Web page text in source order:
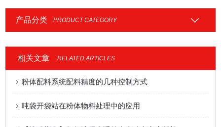
产品分类 PRODUCT CATEGORY
相关文章 RELATED ARTICLES
粉体配料系统配料精度的几种控制方式
吨袋开袋站在粉体物料处理中的应用